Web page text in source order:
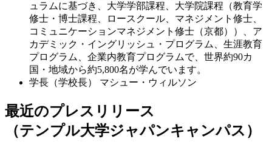
ュラムに基づき、大学学部課程、大学院課程（教育学
修士・博士課程、ロースクール、マネジメント修士、
コミュニケーションマネジメント修士（京都））、ア
カデミック・イングリッシュ・プログラム、生涯教育
プログラム、企業内教育プログラムで、世界約90カ
国・地域から約5,800名が学んでいます。
学長（学校長）
マシュー・ウィルソン
最近のプレスリリース
（テンプル大学ジャパンキャンパス）